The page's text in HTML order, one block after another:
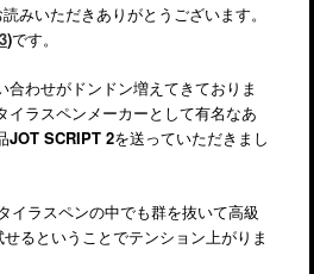
みいただきありがとうございます。
)です。
合わせがドンドン増えてきておりま
イラスペンメーカーとして有名なあ
JOT SCRIPT 2を送っていただきまし
イラスペンの中でも群を抜いて高級
るということでテンション上がりま